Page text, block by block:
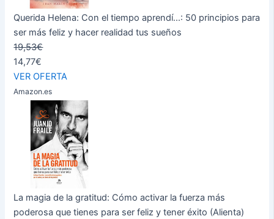
Querida Helena: Con el tiempo aprendí...: 50 principios para
ser más feliz y hacer realidad tus sueños
19,53€
14,77€
VER OFERTA
Amazon.es
La magia de la gratitud: Cómo activar la fuerza más
poderosa que tienes para ser feliz y tener éxito (Alienta)